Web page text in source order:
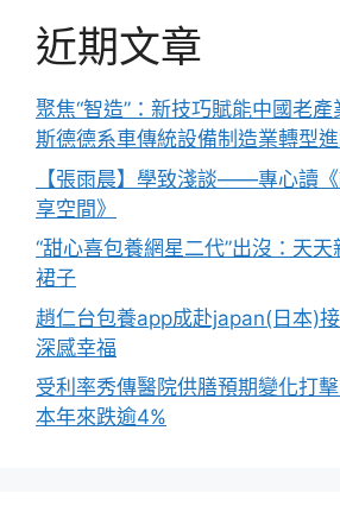
近期文章
聚焦“智造”：新技巧賦能中國老
斯德德系車傳統設備制造業轉型
【張雨晨】學致淺談——專心讀
享空間》
“甜心喜包養網星二代”出沒：天
裙子
趙仁台包養app成赴japan(日本)
深感幸福
受利率秀傳醫院供膳預期變化打
本年來跌逾4%